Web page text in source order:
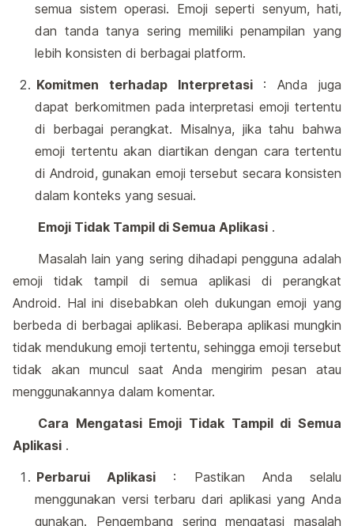
semua sistem operasi. Emoji seperti senyum, hati,
dan tanda tanya sering memiliki penampilan yang
lebih konsisten di berbagai platform.
Komitmen terhadap Interpretasi: Anda juga
dapat berkomitmen pada interpretasi emoji tertentu
di berbagai perangkat. Misalnya, jika tahu bahwa
emoji tertentu akan diartikan dengan cara tertentu
di Android, gunakan emoji tersebut secara konsisten
dalam konteks yang sesuai.
Emoji Tidak Tampil di Semua Aplikasi .
Masalah lain yang sering dihadapi pengguna adalah
emoji tidak tampil di semua aplikasi di perangkat
Android. Hal ini disebabkan oleh dukungan emoji yang
berbeda di berbagai aplikasi. Beberapa aplikasi mungkin
tidak mendukung emoji tertentu, sehingga emoji tersebut
tidak akan muncul saat Anda mengirim pesan atau
menggunakannya dalam komentar.
Cara Mengatasi Emoji Tidak Tampil di Semua
Aplikasi .
Perbarui Aplikasi : Pastikan Anda selalu
menggunakan versi terbaru dari aplikasi yang Anda
gunakan. Pengembang sering mengatasi masalah